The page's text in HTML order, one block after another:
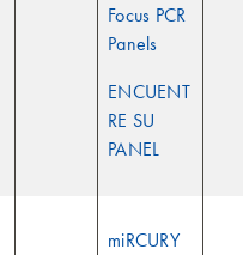
Focus PCR
Panels
ENCUENT
RE SU
PANEL
miRCURY